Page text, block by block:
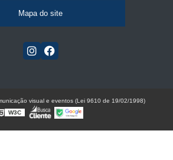
Mapa do site
visual e eventos (Lei 9610 de 19/02/1998)
W3C